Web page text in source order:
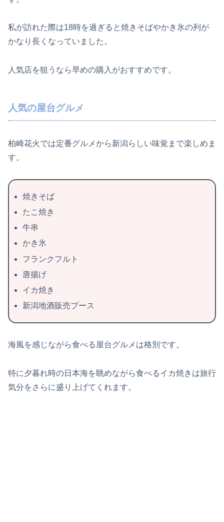
私が訪れた際は18時を過ぎると焼きそばやかき氷の列が
かなり長くなっていました。
人気店を狙うなら早めの購入がおすすめです。
人気の屋台グルメ
柏崎花火では定番グルメから新潟らしい味覚まで楽しめま
す。
焼きそば
たこ焼き
牛串
かき氷
フランクフルト
唐揚げ
イカ焼き
新潟地酒販売ブース
海風を感じながら食べる屋台グルメは格別です。
特に夕暮れ時の日本海を眺めながら食べるイカ焼きは旅行
気分をさらに盛り上げてくれます。